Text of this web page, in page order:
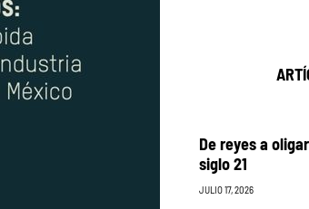
De reyes a
siglo 21
JULIO 17, 2026